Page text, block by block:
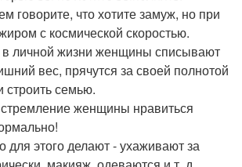
говорите, что хотите замуж, но при
с космической скоростью.
в личной жизни женщины списывают
вес, прячутся за своей полнотой
строить семью.
стремление женщины нравиться
этого делают - ухаживают за